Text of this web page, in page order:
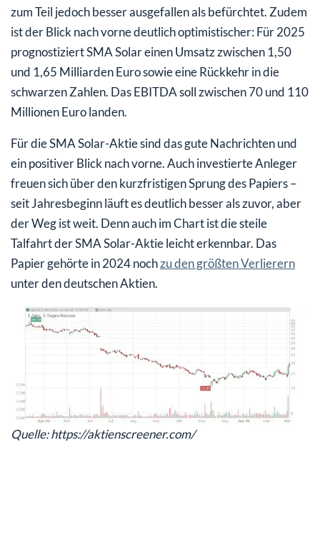
zum Teil jedoch besser ausgefallen als befürchtet. Zudem
ist der Blick nach vorne deutlich optimistischer: Für 2025
prognostiziert SMA Solar einen Umsatz zwischen 1,50
und 1,65 Milliarden Euro sowie eine Rückkehr in die
schwarzen Zahlen. Das EBITDA soll zwischen 70 und 110
Millionen Euro landen.
Für die SMA Solar-Aktie sind das gute Nachrichten und
ein positiver Blick nach vorne. Auch investierte Anleger
freuen sich über den kurzfristigen Sprung des Papiers –
seit Jahresbeginn läuft es deutlich besser als zuvor, aber
der Weg ist weit. Denn auch im Chart ist die steile
Talfahrt der SMA Solar-Aktie leicht erkennbar. Das
Papier gehörte in 2024 nochzu den größten Verlierern
unter den deutschen Aktien.
Quelle: https://aktienscreener.com/